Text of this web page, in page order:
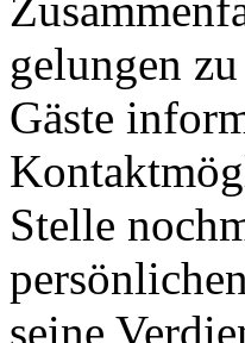
gelungen
Gäste
Stelle
seine